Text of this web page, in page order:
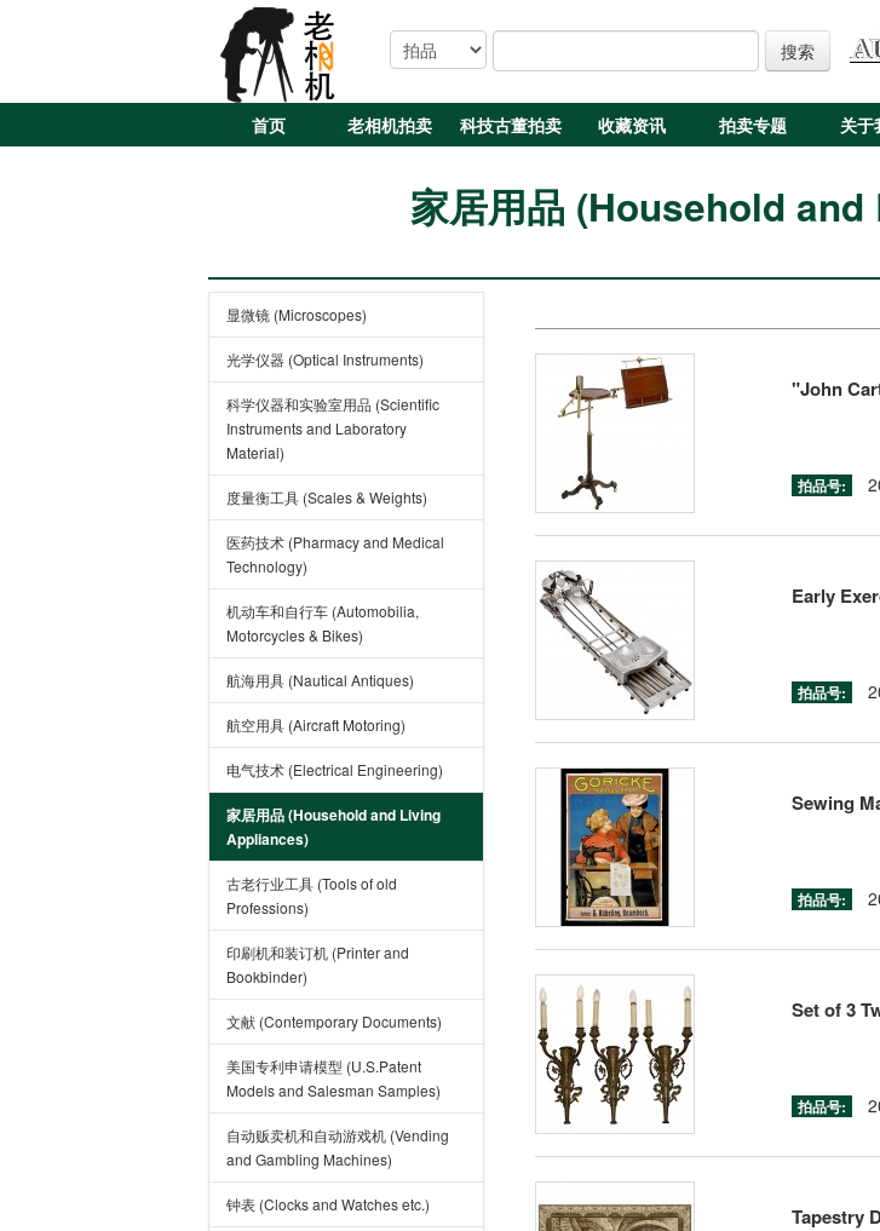
搜索
首页 老相机拍卖 科技古董拍卖 收藏资讯 拍卖专题 关于
家居用品 (Household
显微镜 (Microscopes)
光学仪器 (Optical Instruments)
科学仪器和实验室用品 (Scientific
Instruments and Laboratory
Material)
度量衡工具 (Scales & Weights)
医药技术 (Pharmacy and Medical
Technology)
机动车和自行车 (Automobilia,
Motorcycles & Bikes)
航海用具 (Nautical Antiques)
航空用具 (Aircraft Motoring)
电气技术 (Electrical Engineering)
家居用品 (Household and Living
Appliances)
古老行业工具 (Tools of old
Professions)
印刷机和装订机 (Printer and
Bookbinder)
文献 (Contemporary Documents)
美国专利申请模型 (U.S.Patent
Models and Salesman Samples)
自动贩卖机和自动游戏机 (Vending
and Gambling Machines)
钟表 (Clocks and Watches etc.)
"John
拍品号:
Early
拍品号:
Sewing
拍品号:
Set of 3
拍品号:
Tapestry